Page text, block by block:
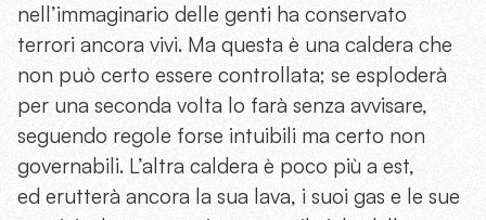
nell’immaginario delle genti ha conservato
terrori ancora vivi. Ma questa è una caldera che
non può certo essere controllata; se esploderà
per una seconda volta lo farà senza avvisare,
seguendo regole forse intuibili ma certo non
governabili. L’altra caldera è poco più a est,
ed erutterà ancora la sua lava, i suoi gas e le sue